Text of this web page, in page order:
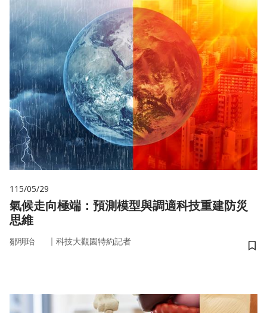
115/05/29
氣候走向極端：預測模型與調適科技重建防災
思維
鄒明珆 ｜ 科技大觀園特約記者
儲